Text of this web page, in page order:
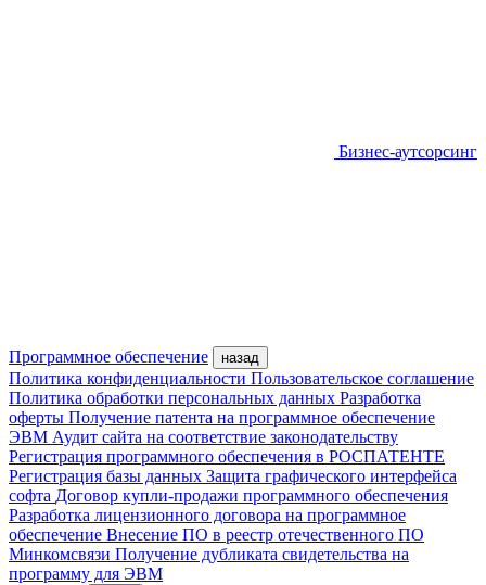
Бизнес-аутсорсинг
Программное обеспечение назад
Политика конфиденциальности Пользовательское соглашение
Политика обработки персональных данных Разработка
оферты Получение патента на программное обеспечение
ЭВМ Аудит сайта на соответствие законодательству
Регистрация программного обеспечения в РОСПАТЕНТЕ
Регистрация базы данных Защита графического интерфейса
софта Договор купли-продажи программного обеспечения
Разработка лицензионного договора на программное
обеспечение Внесение ПО в реестр отечественного ПО
Минкомсвязи Получение дубликата свидетельства на
программу для ЭВМ